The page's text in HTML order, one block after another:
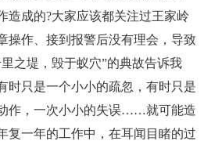
造成的?大家应该都关注过王家岭
操作、接到报警后没有理会，导致
之堤，毁于蚁穴”的典故告诉我
时只是一个小小的疏忽，有时只是
作，一次小小的失误……就可能造
复一年的工作中，在耳闻目睹的过